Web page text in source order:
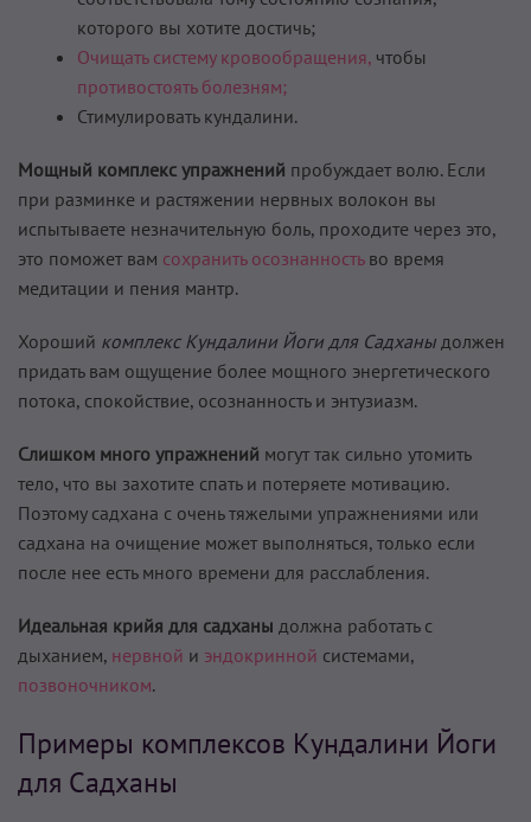
которого вы хотите достичь;
Очищать систему кровообращения, чтобы
противостоять болезням;
Стимулировать кундалини.
Мощный комплекс упражнений пробуждает волю. Если
при разминке и растяжении нервных волокон вы
испытываете незначительную боль, проходите через это,
это поможет вам сохранить осознанностьво время
медитации и пения мантр.
Хороший комплекс Кундалини Йоги для Садханы должен
придать вам ощущение более мощного энергетического
потока, спокойствие, осознанность и энтузиазм.
Слишком много упражнений могут так сильно утомить
тело, что вы захотите спать и потеряете мотивацию.
Поэтому садхана с очень тяжелыми упражнениями или
садхана на очищение может выполняться, только если
после нее есть много времени для расслабления.
Идеальная крийя для садханы должна работать с
дыханием, нервной и эндокринной системами,
позвоночником.
Примеры комплексов Кундалини Йоги
для Садханы